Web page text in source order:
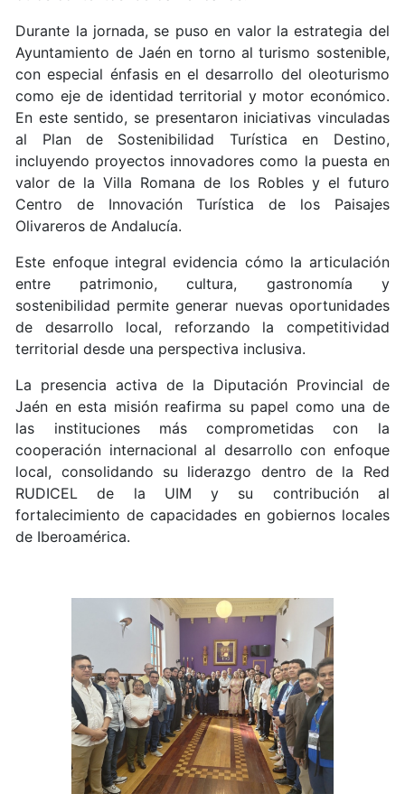
Durante la jornada, se puso en valor la estrategia del
Ayuntamiento de Jaén en torno al turismo sostenible,
con especial énfasis en el desarrollo del oleoturismo
como eje de identidad territorial y motor económico.
En este sentido, se presentaron iniciativas vinculadas
al Plan de Sostenibilidad Turística en Destino,
incluyendo proyectos innovadores como la puesta en
valor de la Villa Romana de los Robles y el futuro
Centro de Innovación Turística de los Paisajes
Olivareros de Andalucía.
Este enfoque integral evidencia cómo la articulación
entre patrimonio, cultura, gastronomía y
sostenibilidad permite generar nuevas oportunidades
de desarrollo local, reforzando la competitividad
territorial desde una perspectiva inclusiva.
La presencia activa de la Diputación Provincial de
Jaén en esta misión reafirma su papel como una de
las instituciones más comprometidas con la
cooperación internacional al desarrollo con enfoque
local, consolidando su liderazgo dentro de la Red
RUDICEL de la UIM y su contribución al
fortalecimiento de capacidades en gobiernos locales
de Iberoamérica.